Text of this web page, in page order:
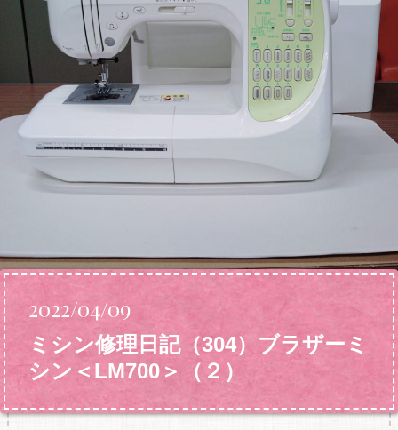
2022/04/09
ミシン修理日記（304）ブラザーミ
シン＜LM700＞（２）